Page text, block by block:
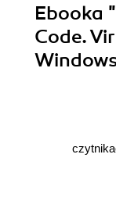
Ebooka
Code.